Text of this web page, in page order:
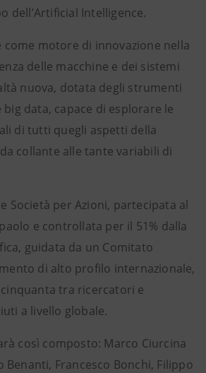
dell’Artificial Intelligence.
come motore di innovazione nella
delle macchine e dei sistemi
nuova, dotata degli strumenti
big data, capace di esplorare le
di tutti quegli aspetti della
collante alle tante variabili di
Società per Azioni, partecipata al
e controllata per il 51% dalla
guidata da un Comitato
di alto profilo internazionale,
tra ricercatori e
a livello globale.
così composto: Marco Ciurcina
Benanti, Francesco Bonchi, Filippo